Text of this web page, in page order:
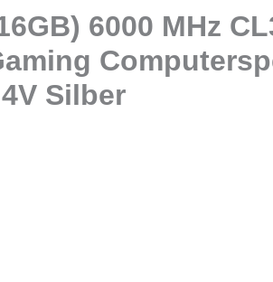
6000 MHz
Silber